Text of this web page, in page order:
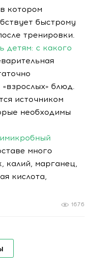
котором
быстрому
тренировки.
детям: с какого
блюд.
источником
необходимы
много
калий, марганец,
кислота,
1676